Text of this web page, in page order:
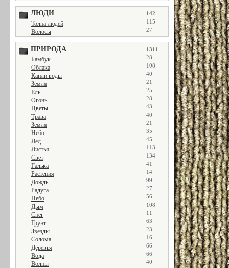
ЛЮДИ 142
Толпа людей 115
Волосы 27
ПРИРОДА 1311
Бамбук 28
Облака 108
Капли воды 40
Земля 21
Ель 25
Огонь 28
Цветы 43
Трава 40
Земля 21
Небо 35
Лед 45
Листья 113
Свет 134
Галька 41
Растения 14
Дождь 99
Радуга 27
Небо 56
Дым 108
Снег 11
Грунт 63
Звезды 23
Солома 16
Деревья 66
Вода 66
Волны 40